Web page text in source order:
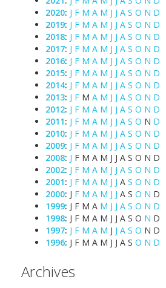
2020: J F M A M J J A S O N D
2019: J F M A M J J A S O N D
2018: J F M A M J J A S O N D
2017: J F M A M J J A S O N D
2016: J F M A M J J A S O N D
2015: J F M A M J J A S O N D
2014: J F M A M J J A S O N D
2013: J F M A M J J A S O N D
2012: J F M A M J J A S O N D
2011: J F M A M J J A S O N D
2010: J F M A M J J A S O N D
2009: J F M A M J J A S O N D
2008: J F M A M J J A S O N D
2002: J F M A M J J A S O N D
2001: J F M A M J J A S O N D
2000: J F M A M J J A S O N D
1999: J F M A M J J A S O N D
1998: J F M A M J J A S O N D
1997: J F M A M J J A S O N D
1996: J F M A M J J A S O N D
Archives